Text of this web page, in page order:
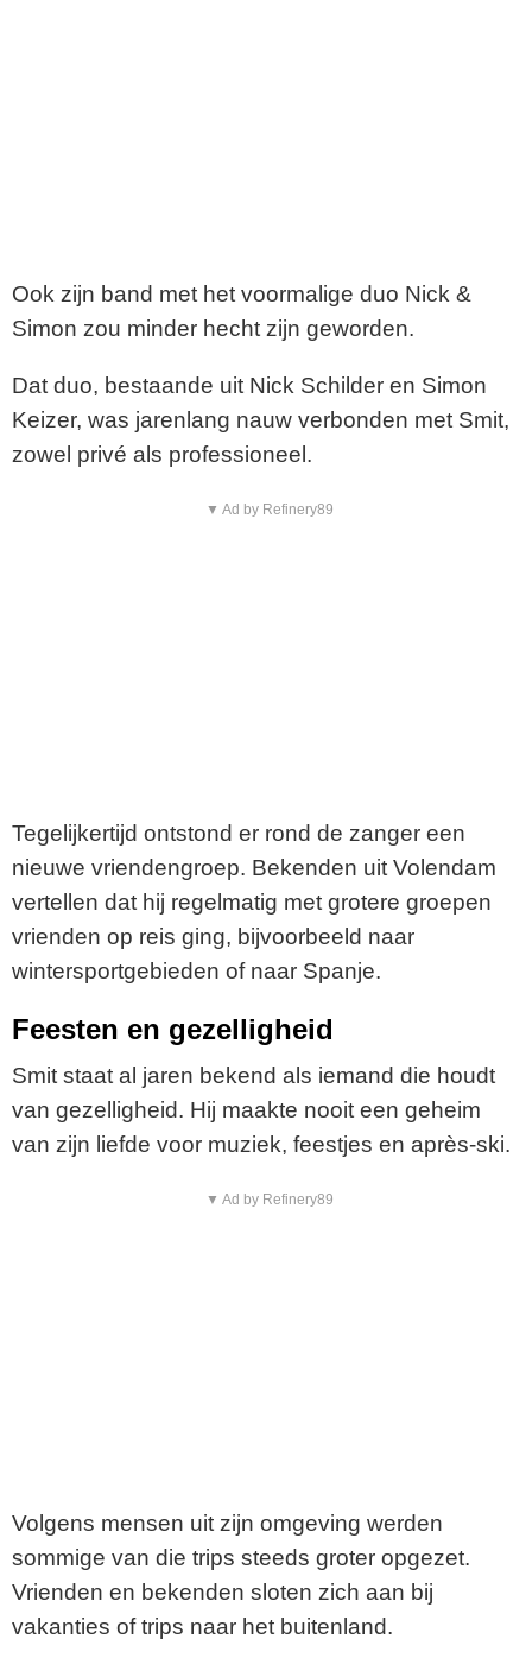
Ook zijn band met het voormalige duo Nick &
Simon zou minder hecht zijn geworden.
Dat duo, bestaande uit Nick Schilder en Simon
Keizer, was jarenlang nauw verbonden met Smit,
zowel privé als professioneel.
▼ Ad by Refinery89
Tegelijkertijd ontstond er rond de zanger een
nieuwe vriendengroep. Bekenden uit Volendam
vertellen dat hij regelmatig met grotere groepen
vrienden op reis ging, bijvoorbeeld naar
wintersportgebieden of naar Spanje.
Feesten en gezelligheid
Smit staat al jaren bekend als iemand die houdt
van gezelligheid. Hij maakte nooit een geheim
van zijn liefde voor muziek, feestjes en après-ski.
▼ Ad by Refinery89
Volgens mensen uit zijn omgeving werden
sommige van die trips steeds groter opgezet.
Vrienden en bekenden sloten zich aan bij
vakanties of trips naar het buitenland.